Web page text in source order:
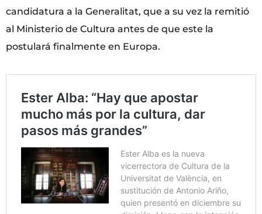
candidatura a la Generalitat, que a su vez la remitió
al Ministerio de Cultura antes de que este la
postulará finalmente en Europa.